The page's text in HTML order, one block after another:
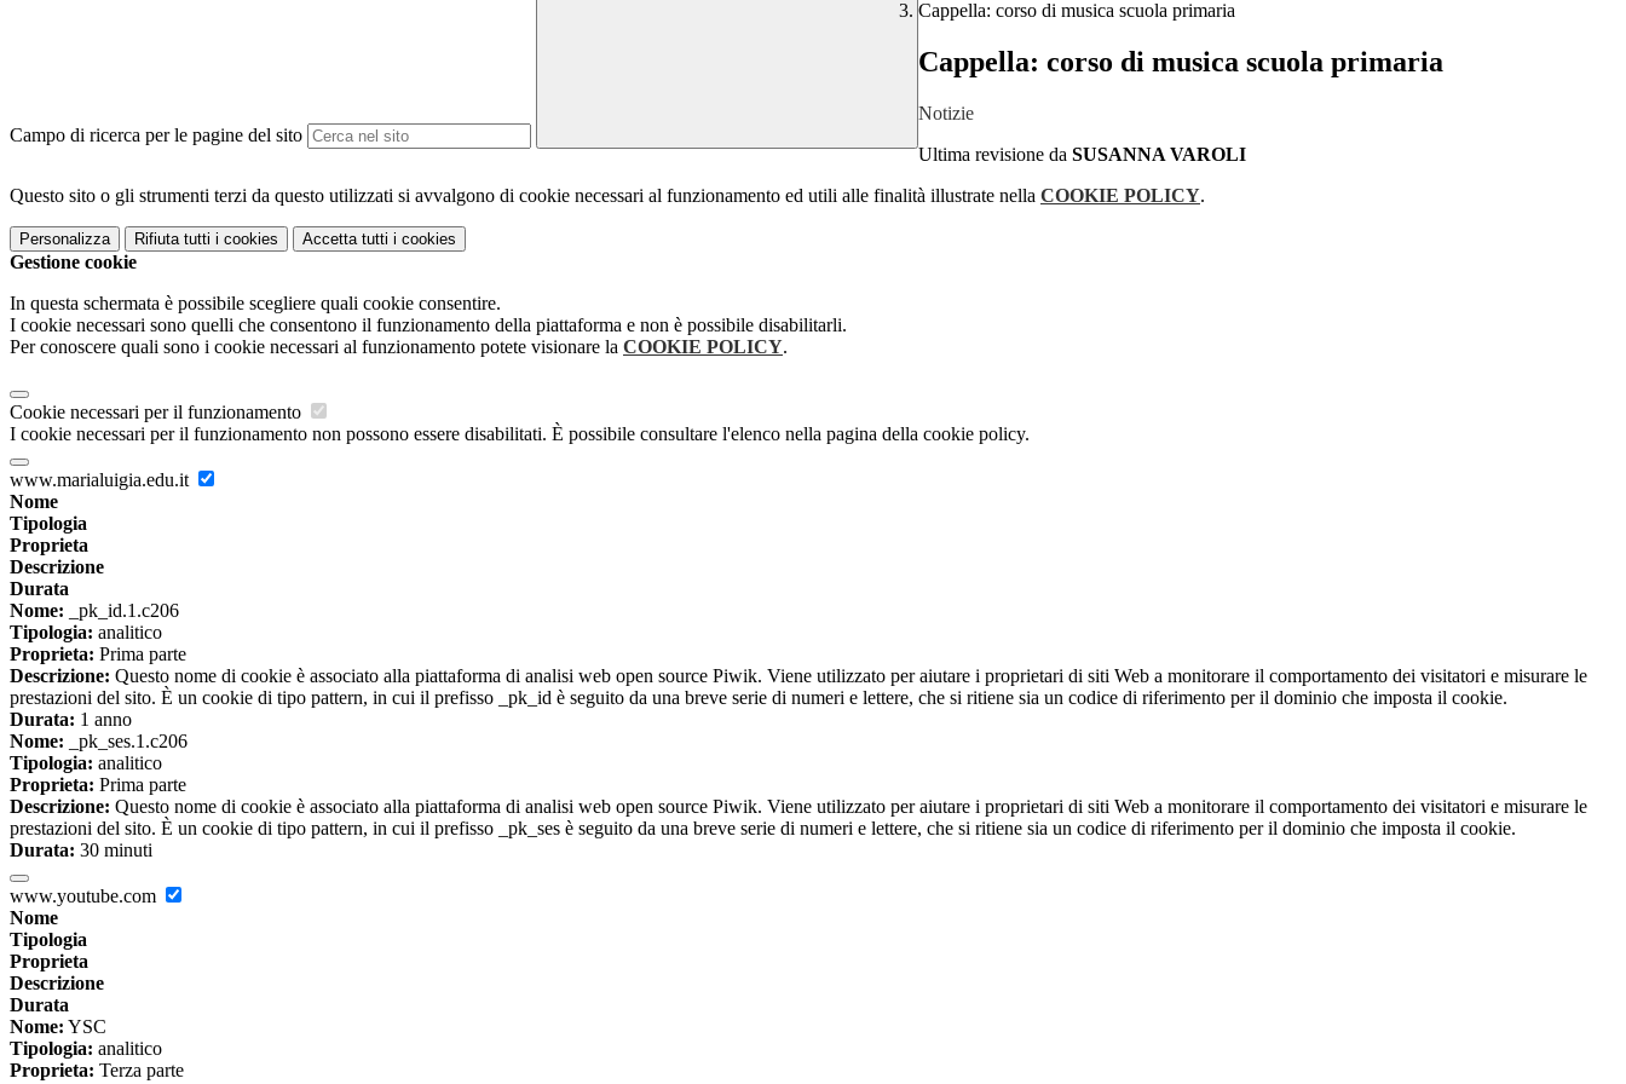
Campo di ricerca per le pagine del sito
Cappella: corso di musica scuola primaria
Cappella: corso di musica scuola primaria
Notizie
Ultima revisione da SUSANNA VAROLI
Questo sito o gli strumenti terzi da questo utilizzati si avvalgono di cookie necessari al funzionamento ed utili alle finalità illustrate nella COOKIE POLICY.
Personalizza Rifiuta tutti i cookies Accetta tutti i cookies
Gestione cookie
In questa schermata è possibile scegliere quali cookie consentire.
I cookie necessari sono quelli che consentono il funzionamento della piattaforma e non è possibile disabilitarli.
Per conoscere quali sono i cookie necessari al funzionamento potete visionare la COOKIE POLICY.
Cookie necessari per il funzionamento
I cookie necessari per il funzionamento non possono essere disabilitati. È possibile consultare l'elenco nella pagina della cookie policy.
www.marialuigia.edu.it
Nome
Tipologia
Proprieta
Descrizione
Durata
Nome: _pk_id.1.c206
Tipologia: analitico
Proprieta: Prima parte
Descrizione: Questo nome di cookie è associato alla piattaforma di analisi web open source Piwik. Viene utilizzato per aiutare i proprietari di siti Web a monitorare il comportamento dei visitatori e misurare le
prestazioni del sito. È un cookie di tipo pattern, in cui il prefisso _pk_id è seguito da una breve serie di numeri e lettere, che si ritiene sia un codice di riferimento per il dominio che imposta il cookie.
Durata: 1 anno
Nome: _pk_ses.1.c206
Tipologia: analitico
Proprieta: Prima parte
Descrizione: Questo nome di cookie è associato alla piattaforma di analisi web open source Piwik. Viene utilizzato per aiutare i proprietari di siti Web a monitorare il comportamento dei visitatori e misurare le
prestazioni del sito. È un cookie di tipo pattern, in cui il prefisso _pk_ses è seguito da una breve serie di numeri e lettere, che si ritiene sia un codice di riferimento per il dominio che imposta il cookie.
Durata: 30 minuti
www.youtube.com
Nome
Tipologia
Proprieta
Descrizione
Durata
Nome: YSC
Tipologia: analitico
Proprieta: Terza parte